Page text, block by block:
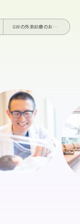
GWの外来診療のお知らせ📌